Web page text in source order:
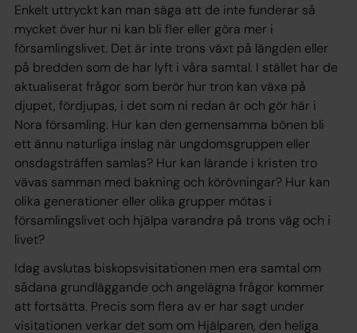
Enkelt uttryckt kan man säga att de inte funderar så
mycket över hur ni kan bli fler eller göra mer i
församlingslivet. Det är inte trons växt på längden eller
på bredden som de har lyft i våra samtal. I stället har de
aktualiserat frågor som berör hur tron kan växa på
djupet, fördjupas, i det som ni redan är och gör här i
Nora församling. Hur kan den gemensamma bönen bli
ett ännu naturliga inslag när ungdomsgruppen eller
onsdagsträffen samlas? Hur kan lärande i kristen tro
vävas samman med bakning och körövningar? Hur kan
olika generationer eller olika grupper mötas i
församlingslivet och hjälpa varandra på trons väg och i
livet?
Idag avslutas biskopsvisitationen men era samtal om
sådana grundläggande och angelägna frågor kommer
att fortsätta. Precis som flera av er har sagt under
visitationen verkar det som om Hjälparen, den heliga